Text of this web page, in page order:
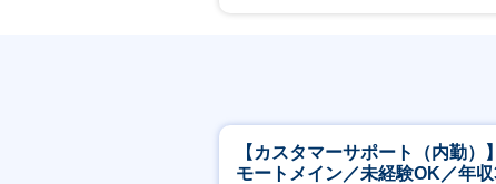
【カスタマーサポート（内勤）
モートメイン／未経験OK／年収